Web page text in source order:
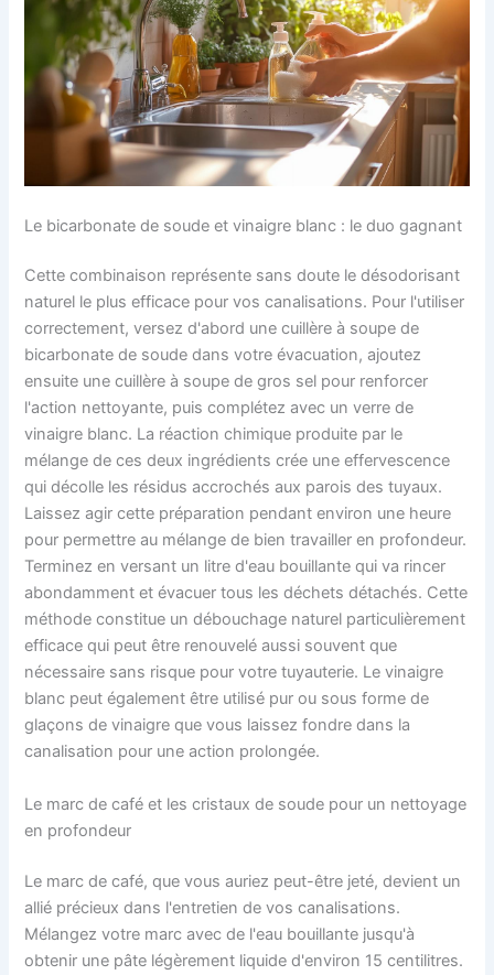
Le bicarbonate de soude et vinaigre blanc : le duo gagnant
Cette combinaison représente sans doute le désodorisant
naturel le plus efficace pour vos canalisations. Pour l'utiliser
correctement, versez d'abord une cuillère à soupe de
bicarbonate de soude dans votre évacuation, ajoutez
ensuite une cuillère à soupe de gros sel pour renforcer
l'action nettoyante, puis complétez avec un verre de
vinaigre blanc. La réaction chimique produite par le
mélange de ces deux ingrédients crée une effervescence
qui décolle les résidus accrochés aux parois des tuyaux.
Laissez agir cette préparation pendant environ une heure
pour permettre au mélange de bien travailler en profondeur.
Terminez en versant un litre d'eau bouillante qui va rincer
abondamment et évacuer tous les déchets détachés. Cette
méthode constitue un débouchage naturel particulièrement
efficace qui peut être renouvelé aussi souvent que
nécessaire sans risque pour votre tuyauterie. Le vinaigre
blanc peut également être utilisé pur ou sous forme de
glaçons de vinaigre que vous laissez fondre dans la
canalisation pour une action prolongée.
Le marc de café et les cristaux de soude pour un nettoyage
en profondeur
Le marc de café, que vous auriez peut-être jeté, devient un
allié précieux dans l'entretien de vos canalisations.
Mélangez votre marc avec de l'eau bouillante jusqu'à
obtenir une pâte légèrement liquide d'environ 15 centilitres.